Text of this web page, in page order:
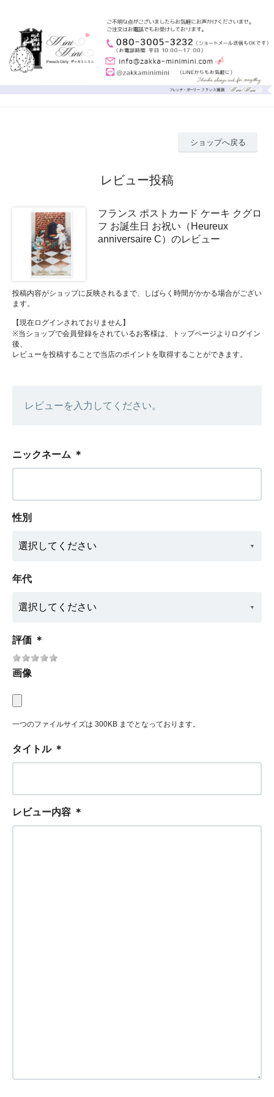
ショップへ戻る
レビュー投稿
フランス ポストカード ケーキ クグロ
フ お誕生日 お祝い（Heureux
anniversaire C）のレビュー
投稿内容がショップに反映されるまで、しばらく時間がかかる場合がござい
ます。
【現在ログインされておりません】
※当ショップで会員登録をされているお客様は、トップページよりログイン
後、
レビューを投稿することで当店のポイントを取得することができます。
レビューを入力してください。
ニックネーム ＊
性別
年代
評価 ＊
画像
一つのファイルサイズは 300KB までとなっております。
タイトル ＊
レビュー内容 ＊